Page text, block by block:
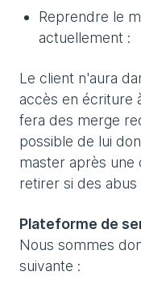
Reprendre le
actuellement :
Le client n'aura
accès en écriture
fera des merge
possible de lui
master après une
retirer si des
Plateforme de
Nous sommes
suivante :